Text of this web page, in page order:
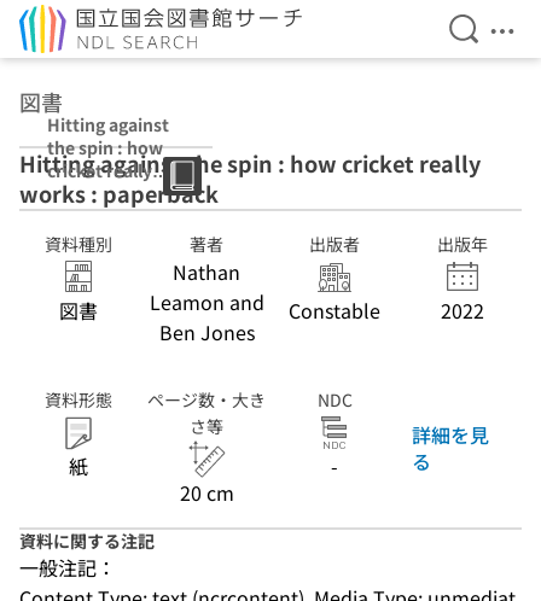
検索を
メ
図書
Hitting against
the spin : how
cricket really
works :
paperback
Hitting against the spin : how cricket really
works : paperback
資料種別
図書
著者
Nathan
Leamon and
Ben Jones
出版者
Constable
出版年
2022
資料形態
紙
ページ数・大き
さ等
20 cm
NDC
-
詳細を見
る
資料に関する注記
一般注記：